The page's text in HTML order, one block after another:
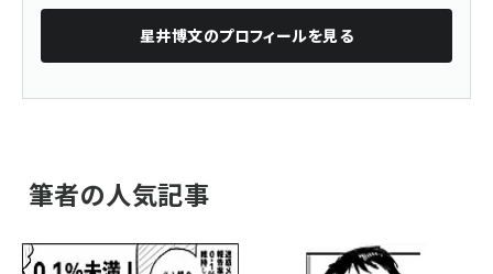
星井博文のプロフィールを見る
筆者の人気記事